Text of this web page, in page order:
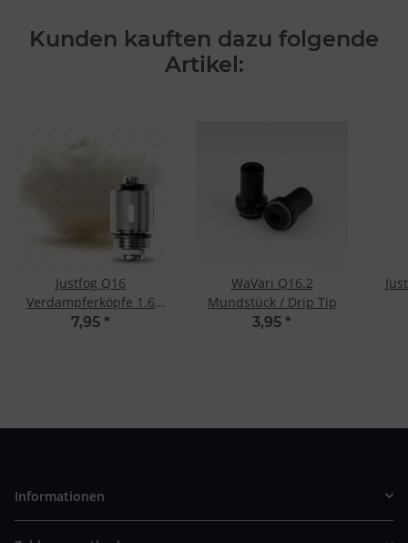
Kunden kauften dazu folgende
Artikel:
Justfog Q16
Verdampferköpfe 1.6
Ohm (5 Stk.)
7,95 *
WaVari Q16.2
Mundstück / Drip Tip
3,95 *
Informationen